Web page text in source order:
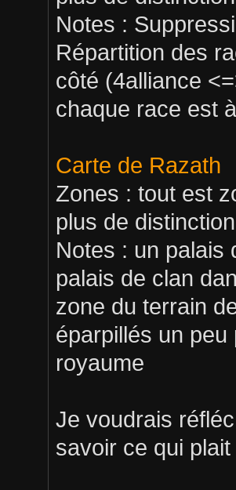
Notes :
Répartition des
côté (4alliance
chaque race est
Carte de Razath
Zones : tout est
plus de distinction
Notes : un palais
palais de clan
zone du terrain
éparpillés un
royaume
Je voudrais
savoir ce qui